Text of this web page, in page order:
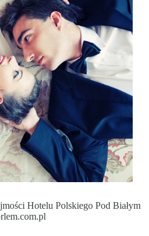
Hotelu Polskiego Pod Białym